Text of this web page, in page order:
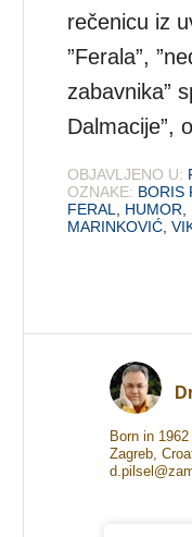
rečenicu iz
”Ferala”,
zabavnika”
Dalmacije”,
OBJAVLJENO U:
OZNAKE: BORIS
FERAL
HUMOR
MARINKOVIĆ ,
Born in
Zagreb,